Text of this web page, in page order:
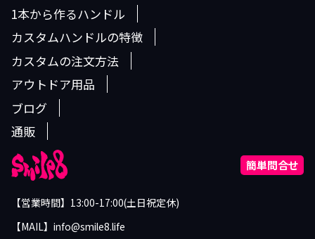
1本から作るハンドル
カスタムハンドルの特徴
カスタムの注文方法
アウトドア用品
ブログ
通販
簡単問合せ
【営業時間】13:00-17:00(土日祝定休)
【MAIL】info@smile8.life